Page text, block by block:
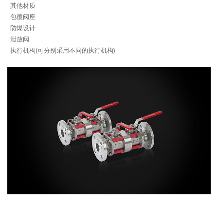
· 其他材质
· 包覆阀座
· 防爆设计
· 泄放阀
· 执行机构(可分别采用不同的执行机构)